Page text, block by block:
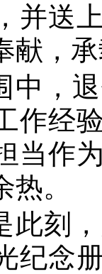
并送
献，
中，
作经
当作
。
此刻
纪念